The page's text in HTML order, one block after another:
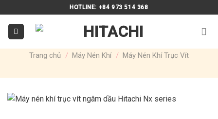
to
content
HOTLINE: +84 973 514 368
Trang chủ / Máy Nén Khí / Máy Nén Khí Trục Vít